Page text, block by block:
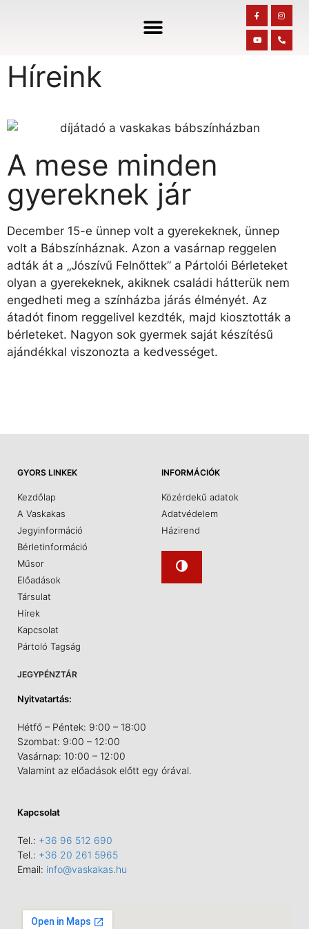
Híreink
A mese minden
gyereknek jár
December 15-e ünnep volt a gyerekeknek, ünnep
volt a Bábszínháznak. Azon a vasárnap reggelen
adták át a „Jószívű Felnőttek” a Pártolói Bérleteket
olyan a gyerekeknek, akiknek családi hátterük nem
engedheti meg a színházba járás élményét. Az
átadót finom reggelivel kezdték, majd kiosztották a
bérleteket. Nagyon sok gyermek saját készítésű
ajándékkal viszonozta a kedvességet.
GYORS LINKEK
Kezdőlap
A Vaskakas
Jegyinformáció
Bérletinformáció
Műsor
Előadások
Társulat
Hírek
Kapcsolat
Pártoló Tagság
INFORMÁCIÓK
Közérdekű adatok
Adatvédelem
Házirend
JEGYPÉNZTÁR
Nyitvatartás:
Hétfő – Péntek: 9:00 – 18:00
Szombat: 9:00 – 12:00
Vasárnap: 10:00 – 12:00
Valamint az előadások előtt egy órával.
Kapcsolat
Tel.: +36 96 512 690
Tel.: +36 20 261 5965
Email: info@vaskakas.hu